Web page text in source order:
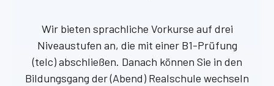
Wir bieten sprachliche Vorkurse auf drei
Niveaustufen an, die mit einer B1-Prüfung
(telc) abschließen. Danach können Sie in den
Bildungsgang der (Abend) Realschule wechseln